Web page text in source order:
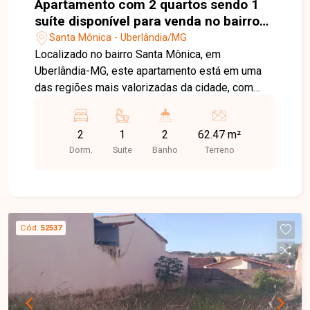
Apartamento com 2 quartos sendo 1
suíte disponível para venda no bairro
Santa Mônica em Uberlândia-MG
Santa Mônica - Uberlândia/MG
Localizado no bairro Santa Mônica, em
Uberlândia-MG, este apartamento está em uma
das regiões mais valorizadas da cidade, com
principais avenidas. A localização privilegiada
oferece proximidade com farmácias, padarias,
açougues, hortifrútis, supermercados, hospitais,
62,47 m² de área privativa, distribuídos em sala
ampla para dois ambientes, 02 quartos, sendo 01
suíte com armários planejados, banheiro social,
cozinha ampla com armários planejados, cooktop,
forno e depurador (sugar), área de serviço,
varanda gourmet, piso em porcelanato,
2
Dorm.
1
Suite
2
Banho
62.47 m²
Terreno
Cód. 52537